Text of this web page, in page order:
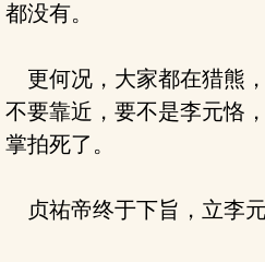
都没有。
更何况，大家都在猎熊
不要靠近，要不是李元恪
掌拍死了。
贞祐帝终于下旨，立李元